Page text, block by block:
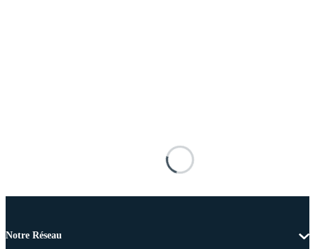
Notre Réseau